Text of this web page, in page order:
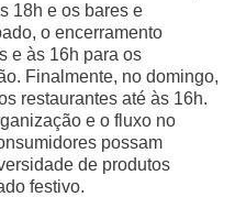
18h e os bares e
o encerramento
e às 16h para os
Finalmente, no domingo,
restaurantes até às 16h.
e o fluxo no
possam
de produtos
festivo.